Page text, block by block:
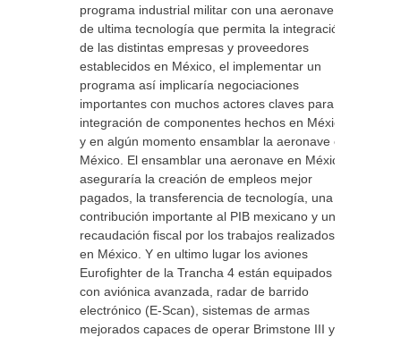
programa industrial militar con una aeronave
de ultima tecnología que permita la integración
de las distintas empresas y proveedores
establecidos en México, el implementar un
programa así implicaría negociaciones
importantes con muchos actores claves para la
integración de componentes hechos en México
y en algún momento ensamblar la aeronave en
México. El ensamblar una aeronave en México
aseguraría la creación de empleos mejor
pagados, la transferencia de tecnología, una
contribución importante al PIB mexicano y una
recaudación fiscal por los trabajos realizados
en México. Y en ultimo lugar los aviones
Eurofighter de la Trancha 4 están equipados
con aviónica avanzada, radar de barrido
electrónico (E-Scan), sistemas de armas
mejorados capaces de operar Brimstone III y